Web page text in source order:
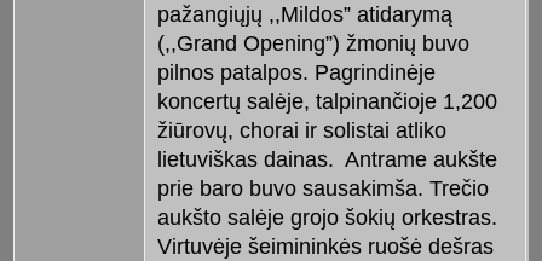
pažangiųjų ,,Mildos” atidarymą
(,,Grand Opening”) žmonių buvo
pilnos patalpos. Pagrindinėje
koncertų salėje, talpinančioje 1,200
žiūrovų, chorai ir solistai atliko
lietuviškas dainas. Antrame aukšte
prie baro buvo sausakimša. Trečio
aukšto salėje grojo šokių orkestras.
Virtuvėje šeimininkės ruošė dešras